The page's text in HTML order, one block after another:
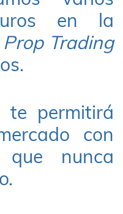
en la
Prop Trading
te permitirá
con
que nunca